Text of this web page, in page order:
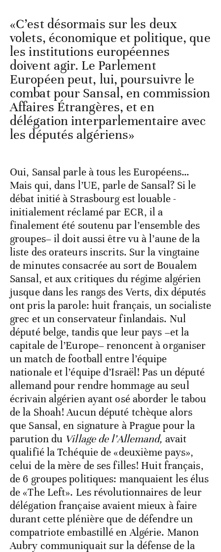
«C’est désormais sur les deux
volets, économique et politique, que
les institutions européennes
doivent agir. Le Parlement
Européen peut, lui, poursuivre le
combat pour Sansal, en commission
Affaires Étrangères, et en
délégation interparlementaire avec
les députés algériens»
Oui, Sansal parle à tous les Européens…
Mais qui, dans l’UE, parle de Sansal? Si le
débat initié à Strasbourg est louable -
initialement réclamé par ECR, il a
finalement été soutenu par l’ensemble des
groupes– il doit aussi être vu à l’aune de la
liste des orateurs inscrits. Sur la vingtaine
de minutes consacrée au sort de Boualem
Sansal, et aux critiques du régime algérien
jusque dans les rangs des Verts, dix députés
ont pris la parole: huit français, un socialiste
grec et un conservateur finlandais. Nul
député belge, tandis que leur pays –et la
capitale de l’Europe– renoncent à organiser
un match de football entre l’équipe
nationale et l’équipe d’Israël! Pas un député
allemand pour rendre hommage au seul
écrivain algérien ayant osé aborder le tabou
de la Shoah! Aucun député tchèque alors
que Sansal, en signature à Prague pour la
parution du Village de l’Allemand, avait
qualifié la Tchéquie de «deuxième pays»,
celui de la mère de ses filles! Huit français,
de 6 groupes politiques: manquaient les élus
de «The Left». Les révolutionnaires de leur
délégation française avaient mieux à faire
durant cette plénière que de défendre un
compatriote embastillé en Algérie. Manon
Aubry communiquait sur la défense de la